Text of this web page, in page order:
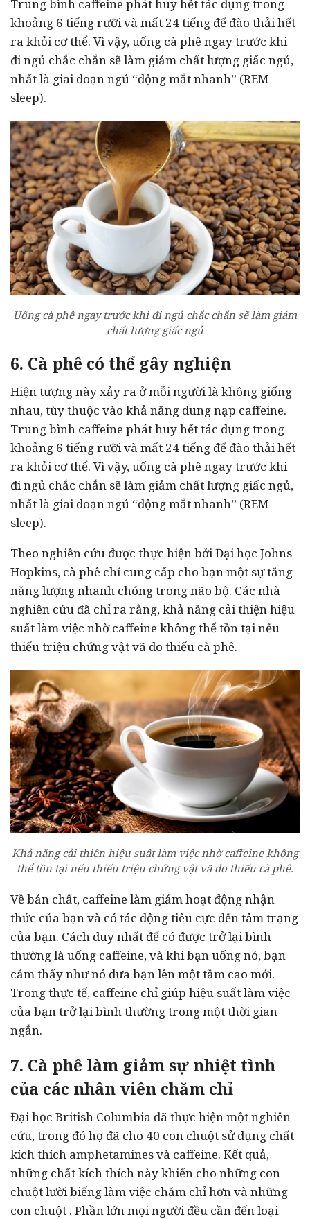
Trung bình caffeine phát huy hết tác dụng trong
khoảng 6 tiếng rưỡi và mất 24 tiếng để đào thải hết
ra khỏi cơ thể. Vì vậy, uống cà phê ngay trước khi
đi ngủ chắc chắn sẽ làm giảm chất lượng giấc ngủ,
nhất là giai đoạn ngủ “động mắt nhanh” (REM
sleep).
Uống cà phê ngay trước khi đi ngủ chắc chắn sẽ làm giảm
chất lượng giấc ngủ
6. Cà phê có thể gây nghiện
Hiện tượng này xảy ra ở mỗi người là không giống
nhau, tùy thuộc vào khả năng dung nạp caffeine.
Trung bình caffeine phát huy hết tác dụng trong
khoảng 6 tiếng rưỡi và mất 24 tiếng để đào thải hết
ra khỏi cơ thể. Vì vậy, uống cà phê ngay trước khi
đi ngủ chắc chắn sẽ làm giảm chất lượng giấc ngủ,
nhất là giai đoạn ngủ “động mắt nhanh” (REM
sleep).
Theo nghiên cứu được thực hiện bởi Đại học Johns
Hopkins, cà phê chỉ cung cấp cho bạn một sự tăng
năng lượng nhanh chóng trong não bộ. Các nhà
nghiên cứu đã chỉ ra rằng, khả năng cải thiện hiệu
suất làm việc nhờ caffeine không thể tồn tại nếu
thiếu triệu chứng vật vã do thiếu cà phê.
Khả năng cải thiện hiệu suất làm việc nhờ caffeine không
thể tồn tại nếu thiếu triệu chứng vật vã do thiếu cà phê.
Về bản chất, caffeine làm giảm hoạt động nhận
thức của bạn và có tác động tiêu cực đến tâm trạng
của bạn. Cách duy nhất để có được trở lại bình
thường là uống caffeine, và khi bạn uống nó, bạn
cảm thấy như nó đưa bạn lên một tầm cao mới.
Trong thực tế, caffeine chỉ giúp hiệu suất làm việc
của bạn trở lại bình thường trong một thời gian
ngắn.
7. Cà phê làm giảm sự nhiệt tình
của các nhân viên chăm chỉ
Đại học British Columbia đã thực hiện một nghiên
cứu, trong đó họ đã cho 40 con chuột sử dụng chất
kích thích amphetamines và caffeine. Kết quả,
những chất kích thích này khiến cho những con
chuột lười biếng làm việc chăm chỉ hơn và những
con chuột . Phần lớn mọi người đều cần đến loại